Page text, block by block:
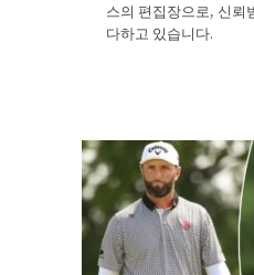
스의 편집장으로, 신뢰
다하고 있습니다.